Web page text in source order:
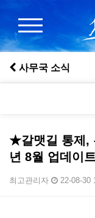
사무국 소식
★갈맷길 통제,
년 8월 업데이
최고관리자 22-08-30